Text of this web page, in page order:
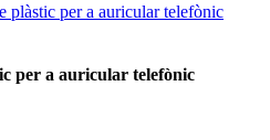
per a auricular telefònic